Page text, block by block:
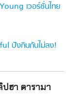
เวอร์ชั่นไทย
ปังกินกันไม่ลง!
ปฮา ดารามา